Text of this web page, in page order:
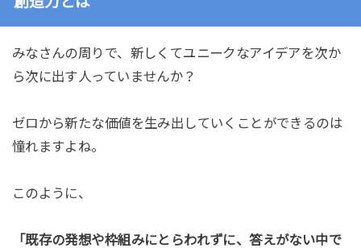
みなさんの周りで、新しくてユニークなアイデアを次か
ら次に出す人っていませんか？
ゼロから新たな価値を生み出していくことができるのは
憧れますよね。
このように、
「既存の発想や枠組みにとらわれずに、答えがない中で